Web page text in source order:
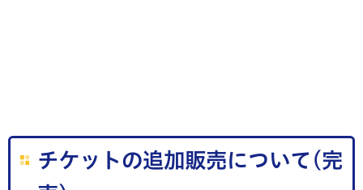
チケットの追加販売について(完